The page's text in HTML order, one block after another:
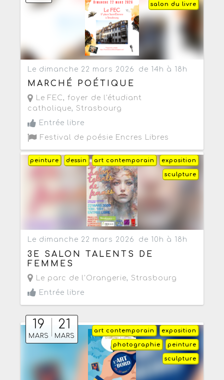
salon du livre
Le dimanche 22 mars 2026 de 14h à 18h
MARCHÉ POÉTIQUE
Le FEC, foyer de l'étudiant
catholique, Strasbourg
Entrée libre
Festival de poésie Encres Libres
exposition
art contemporain
dessin
peinture
sculpture
Le dimanche 22 mars 2026 de 10h à 18h
3E SALON TALENTS DE
FEMMES
Le parc de l'Orangerie, Strasbourg
Entrée libre
19
MARS
21
MARS
exposition
art contemporain
peinture
photographie
sculpture